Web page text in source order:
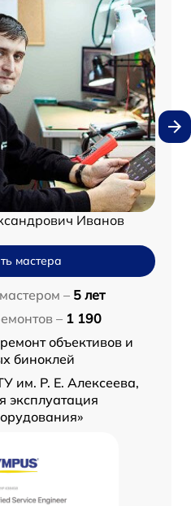
Иванов
мастера
– 5 лет
– 1 190
ремонт объективов и
биноклей
им. Р. Е. Алексеева,
эксплуатация